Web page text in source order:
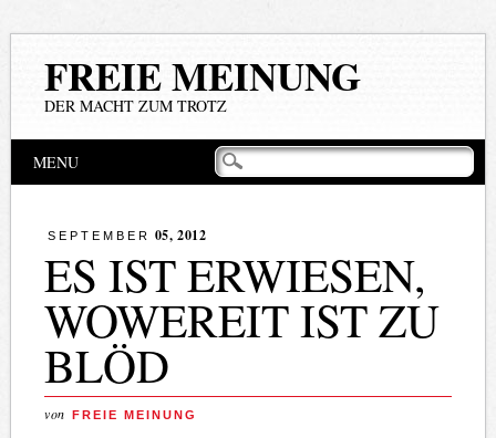
FREIE MEINUNG
DER MACHT ZUM TROTZ
Hauptmenü
Inhalt
MENU
SEPTEMBER 05, 2012
ES IST ERWIESEN,
WOWEREIT IST ZU
BLÖD
von FREIE MEINUNG